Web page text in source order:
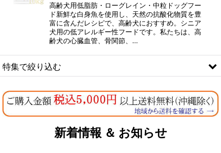
高齢犬用低脂肪・ローグレイン・中粒ドッグフー
ド新鮮な白身魚を使用し、天然の抗酸化物質を豊
富に含んだレシピで、高齢犬におすすめ。シニア
犬用の低アレルギー性フードです。私たちは、高
齢犬の心臓血管、骨関節、…
特集で絞り込む
なちゅのオリジナルセット
お試しドライフード少量パック犬用
新着情報 ＆ お知らせ